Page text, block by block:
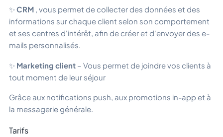
✨CRM , vous permet de collecter des données et des
informations sur chaque client selon son comportement
et ses centres d'intérêt, afin de créer et d'envoyer des e-
mails personnalisés.
✨ Marketing client – Vous permet de joindre vos clients à
tout moment de leur séjour
Grâce aux notifications push, aux promotions in-app et à
la messagerie générale.
Tarifs